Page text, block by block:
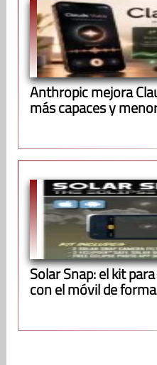
Anthropic mejora
más capaces y
Solar Snap: el kit
con el móvil de